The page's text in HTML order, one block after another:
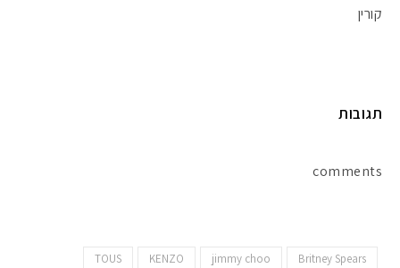
קורין
תגובות
comments
Britney Spears
jimmy choo
KENZO
TOUS